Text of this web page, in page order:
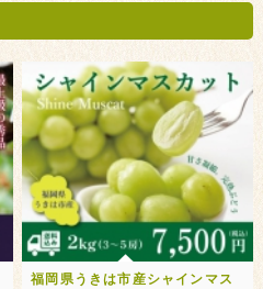
福岡県うきは市産シャインマス